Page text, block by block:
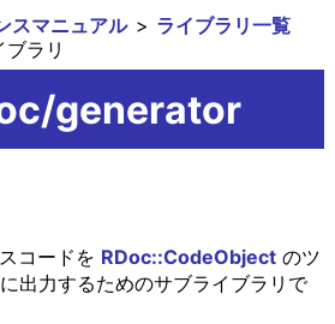
スマニュアル
ライブラリ一覧
ラリ
generator
コードを RDoc::CodeObjectのツ
出力するためのサブライブラリで